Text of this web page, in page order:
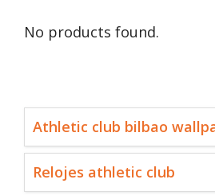
No products found.
Athletic club bilbao
Relojes athletic club